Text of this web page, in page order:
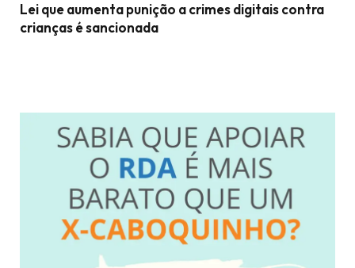
Lei que aumenta punição a crimes digitais contra
crianças é sancionada